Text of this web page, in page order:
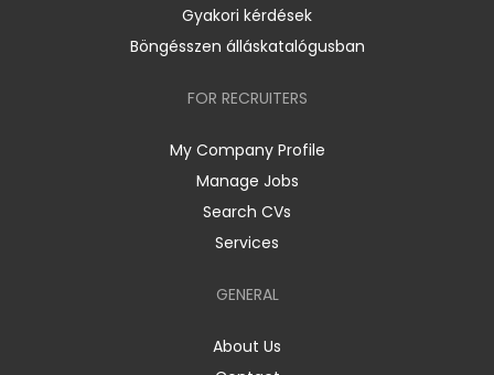
Gyakori kérdések
Böngésszen álláskatalógusban
FOR RECRUITERS
My Company Profile
Manage Jobs
Search CVs
Services
GENERAL
About Us